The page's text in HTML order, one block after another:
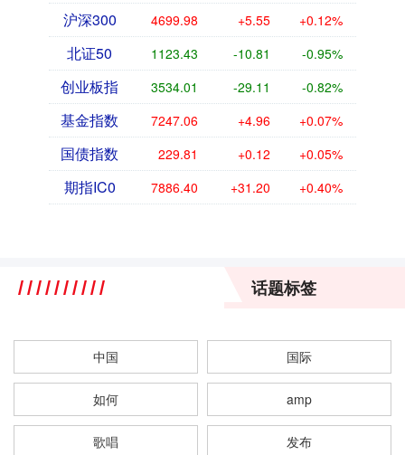
沪深300 4699.98 +5.55 +0.12%
北证50 1123.43 -10.81 -0.95%
创业板指 3534.01 -29.11 -0.82%
基金指数 7247.06 +4.96 +0.07%
国债指数 229.81 +0.12 +0.05%
期指IC0 7886.40 +31.20 +0.40%
话题标签
中国 国际
如何 amp
歌唱 发布